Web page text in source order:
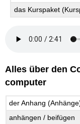
das Kurspaket
Alles über den
computer
der Anhang
anhängen / beifügen